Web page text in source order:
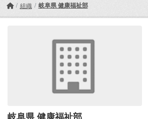
組織 岐阜県 健康福祉部